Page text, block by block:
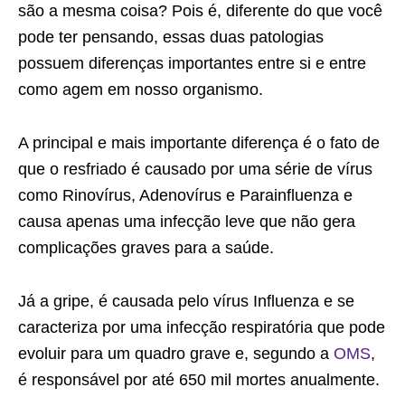
são a mesma coisa? Pois é, diferente do que você
pode ter pensando, essas duas patologias
possuem diferenças importantes entre si e entre
como agem em nosso organismo.
A principal e mais importante diferença é o fato de
que o resfriado é causado por uma série de vírus
como Rinovírus, Adenovírus e Parainfluenza e
causa apenas uma infecção leve que não gera
complicações graves para a saúde.
Já a gripe, é causada pelo vírus Influenza e se
caracteriza por uma infecção respiratória que pode
evoluir para um quadro grave e, segundo a OMS,
é responsável por até 650 mil mortes anualmente.